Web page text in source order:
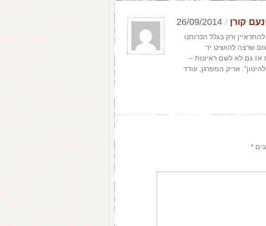
קורן /
26/09/2014
ורק בגלל הכרותנו
שרצה להושיט יד
אז גם לא לשם ראיונות –
אריק המפרגן, עודד
*